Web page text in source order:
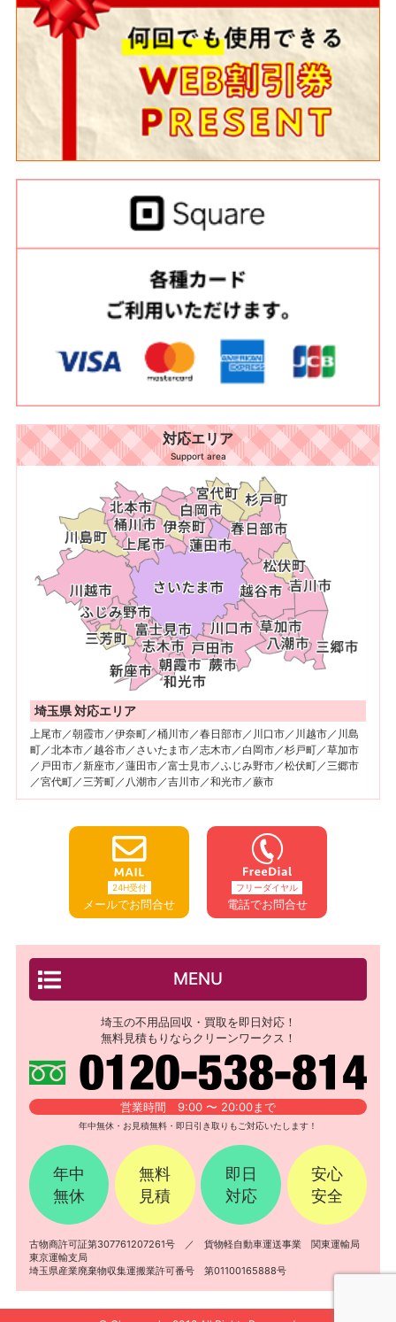
対応エリア
Support area
埼玉県 対応エリア
上尾市／朝霞市／伊奈町／桶川市／春日部市／川口市／川越市／川島
町／北本市／越谷市／さいたま市／志木市／白岡市／杉戸町／草加市
／戸田市／新座市／蓮田市／富士見市／ふじみ野市／松伏町／三郷市
／宮代町／三芳町／八潮市／吉川市／和光市／蕨市
24H受付
メールでお問合せ
フリーダイヤル
電話でお問合せ
MENU
埼玉の不用品回収・買取を即日対応！
無料見積もりならクリーンワークス！
営業時間 9:00 〜 20:00まで
年中無休・お見積無料・即日引き取りもご対応いたします！
年中
無休
無料
見積
即日
対応
安心
安全
古物商許可証第307761207261号 ／ 貨物軽自動車運送事業 関東運輸局
東京運輸支局
埼玉県産業廃棄物収集運搬業許可番号 第01100165888号